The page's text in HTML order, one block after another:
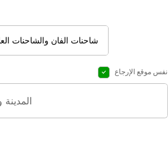
شاحنات الفان والشاحنات
نفس موقع الإرجاع